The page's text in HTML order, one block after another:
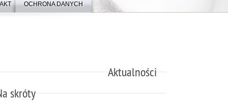
OCHRONA DANYCH
Aktualności
skróty